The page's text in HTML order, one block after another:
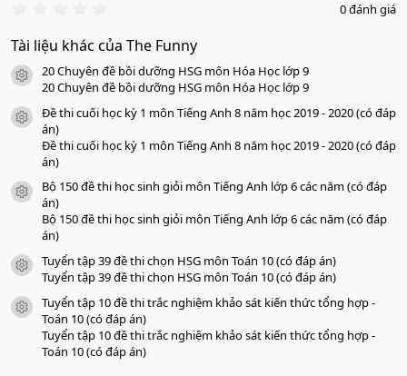
0
0
s
a
o
0 đánh giá
Tài liệu khác của The Funny
icon tài liệu
20 Chuyên đề bồi dưỡng HSG môn Hóa Học lớp 9
20 Chuyên đề bồi dưỡng HSG môn Hóa Học lớp 9
icon tài liệu
Đề thi cuối học kỳ 1 môn Tiếng Anh 8 năm học 2019 - 2020 (có đáp
án)
Đề thi cuối học kỳ 1 môn Tiếng Anh 8 năm học 2019 - 2020 (có đáp
án)
icon tài liệu
Bộ 150 đề thi học sinh giỏi môn Tiếng Anh lớp 6 các năm (có đáp
án)
Bộ 150 đề thi học sinh giỏi môn Tiếng Anh lớp 6 các năm (có đáp
án)
icon tài liệu
Tuyển tập 39 đề thi chọn HSG môn Toán 10 (có đáp án)
Tuyển tập 39 đề thi chọn HSG môn Toán 10 (có đáp án)
icon tài liệu
Tuyển tập 10 đề thi trắc nghiệm khảo sát kiến thức tổng hợp -
Toán 10 (có đáp án)
Tuyển tập 10 đề thi trắc nghiệm khảo sát kiến thức tổng hợp -
Toán 10 (có đáp án)